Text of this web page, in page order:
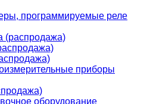
программируемые реле
(распродажа)
приборы
оборудование